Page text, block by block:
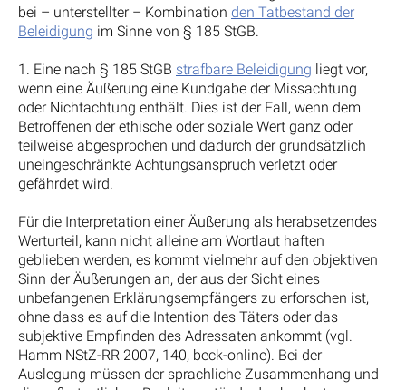
bei – unterstellter – Kombination den Tatbestand der
Beleidigung im Sinne von § 185 StGB.
1. Eine nach § 185 StGB strafbare Beleidigung liegt vor,
wenn eine Äußerung eine Kundgabe der Missachtung
oder Nichtachtung enthält. Dies ist der Fall, wenn dem
Betroffenen der ethische oder soziale Wert ganz oder
teilweise abgesprochen und dadurch der grundsätzlich
uneingeschränkte Achtungsanspruch verletzt oder
gefährdet wird.
Für die Interpretation einer Äußerung als herabsetzendes
Werturteil, kann nicht alleine am Wortlaut haften
geblieben werden, es kommt vielmehr auf den objektiven
Sinn der Äußerungen an, der aus der Sicht eines
unbefangenen Erklärungsempfängers zu erforschen ist,
ohne dass es auf die Intention des Täters oder das
subjektive Empfinden des Adressaten ankommt (vgl.
Hamm NStZ-RR 2007, 140, beck-online). Bei der
Auslegung müssen der sprachliche Zusammenhang und